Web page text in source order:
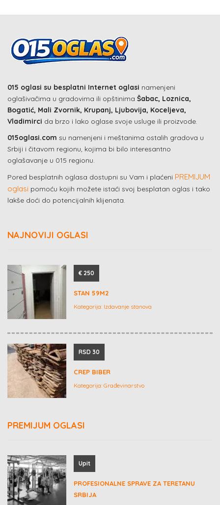
015 oglasi su besplatni Internet oglasi namenjeni
oglašivačima u gradovima ili opštinima Šabac, Loznica,
Bogatić, Mali Zvornik, Krupanj, Ljubovija, Koceljeva,
Vladimirci da brzo i lako oglase svoje usluge ili proizvode.
015oglasi.com su namenjeni i meštanima ostalih gradova u
Srbiji i čitavom regionu, kojima bi bilo interesantno
oglašavanje u 015 regionu.
Pored besplatnih oglasa dostupni su Vam i plaćeni PREMIJUM
oglasi pomoću kojih možete istaći svoj besplatan oglas i tako
lakše doći do potencijalnih klijenata.
NAJNOVIJI OGLASI
€ 250
STAN 59M2
Kategorija: Izdavanje stanova
RSD 30
CREP BIBER
Kategorija: Građevinarstvo
PREMIJUM OGLASI
Upit
PROFESIONALNE SPRAVE ZA TERETANU
SRBIJA